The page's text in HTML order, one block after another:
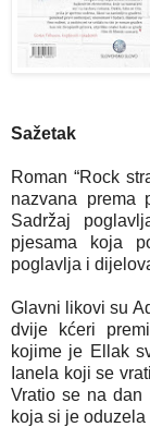
Sažetak
Roman “Rock
nazvana prema
Sadržaj
pjesama koja
poglavlja i
Glavni likovi su
dvije kćeri
kojime je Ellak
Ianela koji se
Vratio se na dan
koja si je